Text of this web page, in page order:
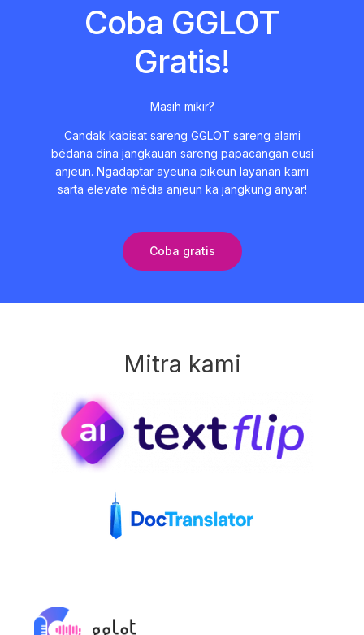
Coba GGLOT
Gratis!
Masih mikir?
Candak kabisat sareng GGLOT sareng alami
bédana dina jangkauan sareng papacangan eusi
anjeun. Ngadaptar ayeuna pikeun layanan kami
sarta elevate média anjeun ka jangkung anyar!
Coba gratis
Mitra kami